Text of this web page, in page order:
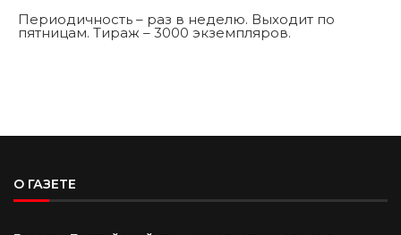
Периодичность – раз в неделю. Выходит по
пятницам. Тираж – 3000 экземпляров.
О ГАЗЕТЕ